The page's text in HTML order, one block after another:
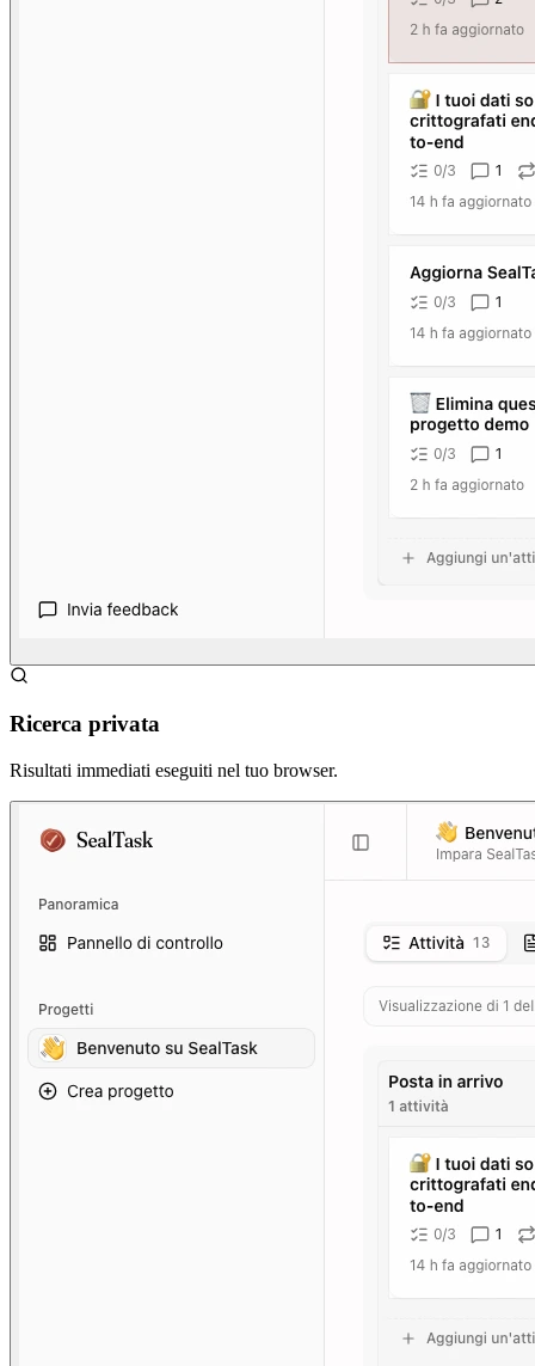
Ricerca privata
Risultati immediati eseguiti nel tuo browser.